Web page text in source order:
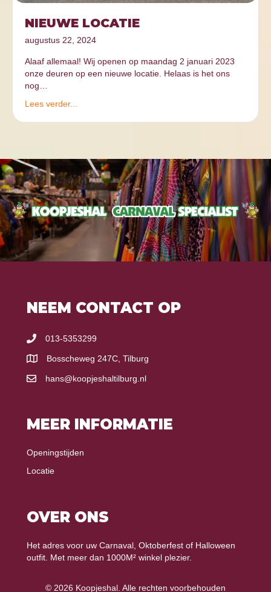
NIEUWE LOCATIE
augustus 22, 2024
Alaaf allemaal! Wij openen op maandag 2 januari 2023
onze deuren op een nieuwe locatie. Helaas is het ons
nog…
Lees verder...
NEEM CONTACT OP
013-5353299
Bosscheweg 247C, Tilburg
hans@koopjeshaltilburg.nl
MEER INFORMATIE
Openingstijden
Locatie
OVER ONS
Het adres voor uw Carnaval, Oktoberfest of Halloween
outfit. Met meer dan 1000M² winkel plezier.
© 2026 Koopjeshal. Alle rechten voorbehouden